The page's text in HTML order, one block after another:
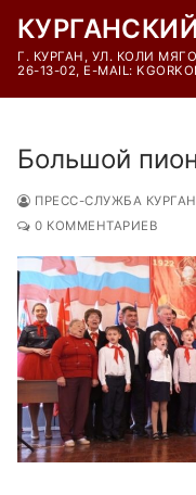
содержимому
Г. КУРГАН, УЛ. КОЛИ
26-13-02, E-MAIL:
Большой
ПРЕСС-СЛУЖБА
0 КОММЕНТАРИЕВ